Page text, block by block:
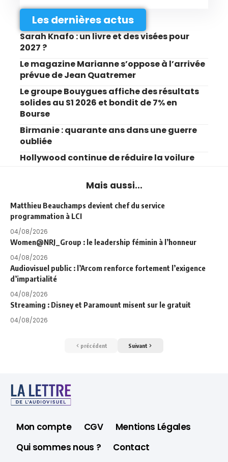
Les dernières actus
Sarah Knafo : un livre et des visées pour
2027 ?
Le magazine Marianne s’oppose à l’arrivée
prévue de Jean Quatremer
Le groupe Bouygues affiche des résultats
solides au S1 2026 et bondit de 7% en
Bourse
Birmanie : quarante ans dans une guerre
oubliée
Hollywood continue de réduire la voilure
Mais aussi...
Matthieu Beauchamps devient chef du service
programmation à LCI
04/08/2026
Women@NRJ_Group : le leadership féminin à l’honneur
04/08/2026
Audiovisuel public : l’Arcom renforce fortement l’exigence
d’impartialité
04/08/2026
Streaming : Disney et Paramount misent sur le gratuit
04/08/2026
précédent Suivant
Mon compte CGV
Mentions Légales
Qui sommes nous ?
Contact